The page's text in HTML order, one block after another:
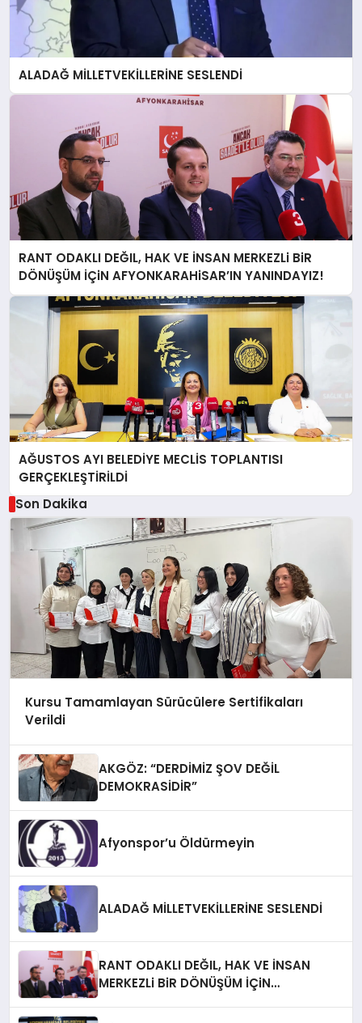
ALADAĞ MİLLETVEKİLLERİNE SESLENDİ
RANT ODAKLI DEĞIL, HAK VE İNSAN MERKEZLi BiR
DÖNÜŞÜM İÇiN AFYONKARAHiSAR’IN YANINDAYIZ!
AĞUSTOS AYI BELEDİYE MECLİS TOPLANTISI
GERÇEKLEŞTİRİLDİ
Son Dakika
Kursu Tamamlayan Sürücülere Sertifikaları
Verildi
AKGÖZ: “DERDİMİZ ŞOV DEĞİL
DEMOKRASİDİR”
Afyonspor’u Öldürmeyin
ALADAĞ MİLLETVEKİLLERİNE SESLENDİ
RANT ODAKLI DEĞIL, HAK VE İNSAN
MERKEZLi BiR DÖNÜŞÜM İÇiN